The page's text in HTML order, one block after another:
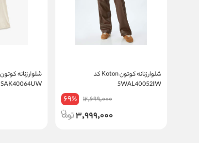
شلوار زنانه کوتون Koton کد
5WAL40052IW
12,699,000
69%
3,999,000
5SAK40064UW